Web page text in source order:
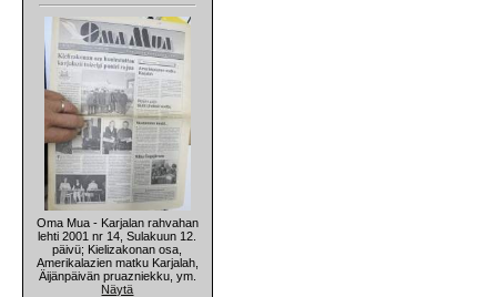
Oma Mua - Karjalan rahvahan
lehti 2001 nr 14, Sulakuun 12.
päivü; Kielizakonan osa,
Amerikalazien matku Karjalah,
Äijänpäivän pruazniekku, ym.
Näytä